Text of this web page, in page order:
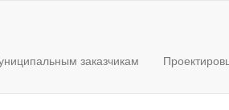
заказчикам